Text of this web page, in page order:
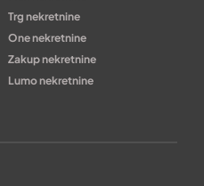
Trg nekretnine
One nekretnine
Zakup nekretnine
Lumo nekretnine